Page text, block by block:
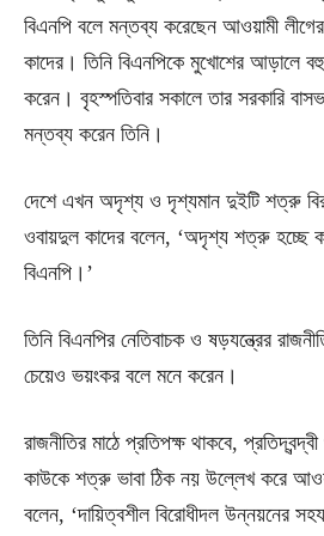
বিএনপি বলে মন্তব্য করেছেন আওয়ামী
কাদের। তিনি বিএনপিকে মুখোশের আড়ালে
করেন। বৃহস্পতিবার সকালে তার সরকারি
মন্তব্য করেন তিনি।
দেশে এখন অদৃশ্য ও দৃশ্যমান দুইটি শত্রু
ওবায়দুল কাদের বলেন, ‘অদৃশ্য শত্রু হচ্ছে
বিএনপি।’
তিনি বিএনপির নেতিবাচক ও ষড়যন্ত্রের
চেয়েও ভয়ংকর বলে মনে করেন।
রাজনীতির মাঠে প্রতিপক্ষ থাকবে,
কাউকে শত্রু ভাবা ঠিক নয় উল্লেখ করে
বলেন, ‘দায়িত্বশীল বিরোধীদল উন্নয়নের